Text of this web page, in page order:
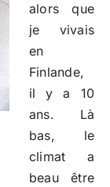
alors que
je vivais
en
Finlande,
il y a 10
ans. Là
bas, le
climat a
beau être